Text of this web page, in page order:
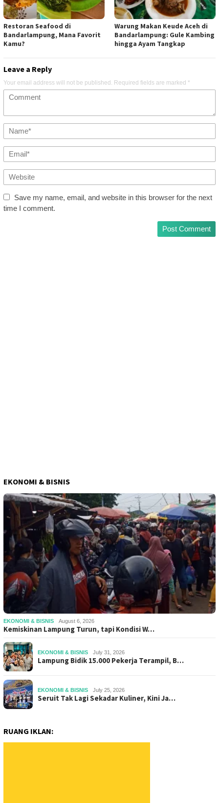
Restoran Seafood di
Bandarlampung, Mana Favorit
Kamu?
Warung Makan Keude Aceh di
Bandarlampung: Gule Kambing
hingga Ayam Tangkap
Leave a Reply
Your email address will not be published. Required fields are marked *
Save my name, email, and website in this browser for the next
time I comment.
EKONOMI & BISNIS
EKONOMI & BISNIS August 6, 2026
Kemiskinan Lampung Turun, tapi Kondisi W…
EKONOMI & BISNIS July 31, 2026
Lampung Bidik 15.000 Pekerja Terampil, B…
EKONOMI & BISNIS July 25, 2026
Seruit Tak Lagi Sekadar Kuliner, Kini Ja…
RUANG IKLAN: